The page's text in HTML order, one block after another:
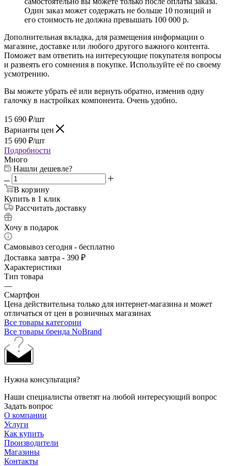
Один заказ может содержать не больше 10 позиций и
его стоимость не должна превышать 100 000 р.
Дополнительная вкладка, для размещения информации о
магазине, доставке или любого другого важного контента.
Поможет вам ответить на интересующие покупателя вопросы
и развеять его сомнения в покупке. Используйте её по своему
усмотрению.
Вы можете убрать её или вернуть обратно, изменив одну
галочку в настройках компонента. Очень удобно.
15 690 ₽/шт
Варианты цен
15 690 ₽/шт
Подробности
Много
Нашли дешевле?
В корзину
Купить в 1 клик
Рассчитать доставку
Хочу в подарок
Самовывоз сегодня - бесплатно
Доставка завтра - 390 ₽
Характеристики
Тип товара
—
Смартфон
Цена действительна только для интернет-магазина и может
отличаться от цен в розничных магазинах
Все товары категории
Все товары бренда NoBrand
Нужна консультация?
Наши специалисты ответят на любой интересующий вопрос
Задать вопрос
О компании
Услуги
Как купить
Производители
Магазины
Контакты